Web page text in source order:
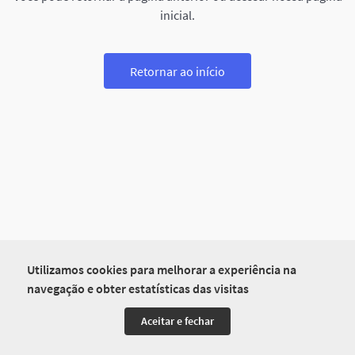
Utilizamos cookies para melhorar a experiência na
navegação e obter estatísticas das visitas
Aceitar e fechar
inicial.
Retornar ao início